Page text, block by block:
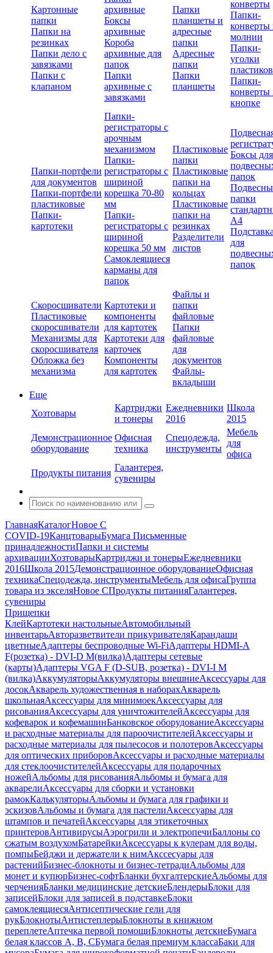
Картонные
папки
Папки на
резинках
Папки дело с
завязками
Папки с
клапаном
архивные
Боксы
архивные
Короба
архивные для
папок
Папки
архивные с
завязками
Папки
планшеты и
адресные
папки
Адресные
папки
Папки
планшеты
конверты
Папки-
конверты
молнии
Папки-
уголки
Папки-
конверты
кнопке
Папки-портфели
для документов
Папки-портфели
пластиковые
Папки-
картотеки
Папки-
регистраторы с
арочным
механизмом
Папки-
регистраторы с
шириной
корешка 70-80
мм
Папки-
регистраторы с
шириной
корешка 50 мм
Самоклеящиеся
карманы для
папок
Пластиковые
папки
Пластиковые
папки на
кольцах
Пластиковые
папки на
резинках
Разделители
листов
Боксы для
папок
папки
А4
для
папок
Скоросшиватели
Пластиковые
скоросшиватели
Механизмы для
скоросшивателя
Обложка без
механизма
Картотеки и
компоненты
для картотек
Картотеки для
карточек
Компоненты
для картотек
Файлы и
папки
файловые
Папки
файловые
для
документов
Файлы-
вкладыши
Еще
Хозтовары
Картриджи
и тонеры
Ежедневники
2016
Школа
2015
Демонстрационное
оборудование
Офисная
техника
Спецодежда,
инструменты
Мебель
для
офиса
Продукты питания
Галантерея,
сувениры
ГлавнаяКаталогНовое С
COVID-19КанцтоварыБумага Письменные
принадлежностиПапки и системы
архивацииХозтоварыКартриджи и тонерыЕжедневники
2016Школа 2015Демонстрационное оборудованиеОфисная
техникаСпецодежда, инструментыМебель для офисаГруппа
товара из экселяНовое СПродукты питанияГалантерея,
сувениры
Прищепки
КлейКартотеки настольныеАвтомобильный
инвентарьАвторазветвители прикуривателяКарандаши
цветныеАдаптеры беспроводные Wi-FiАдаптеры HDMI-A
F(розетка) - DVI-D M(вилка)Адаптеры сетевые
(карты)Адаптеры VGA F (D-SUB, розетка) - DVI-I M
(вилка)АккумуляторыАккумуляторы внешниеАксессуары для
досокАкварель художественная в наборахАкварель
школьнаяАксессуары для минимоекАксессуары для
рисованияАксессуары для уничтожителейАксессуары для
кофеварок и кофемашинБанковское оборудованиеАксессуары
и расходные материалы для пароочистителейАксессуары и
расходные материалы для пылесосов и полотеровАксессуары
для оптических приборовАксессуары и расходные материалы
для стеклоочистителейАксессуары для подарочных
ножейАльбомы для рисованияАльбомы и бумага для
акварелиАксессуары для сборки и установки
рамокКалькуляторыАльбомы и бумага для графики и
эскизовАльбомы и бумага для пастелиАксессуары для
штампов и печатейАксессуары для этикеточных
принтеровАнтивирусыАэрогрили и электропечиБаллоны со
сжатым воздухомБатарейкиАксессуары к кулерам для воды,
помпыБейджи и держатели к нимАкссесуары для
растенийБизнес-блокноты и бизнес-тетрадиАльбомы для
монет и купюрБизнес-софтБланки бухгалтерскиеАльбомы для
черченияБланки медицинские детскиеБлендерыБлоки для
записейБлоки для записей в подставкеБлоки
самоклеящиесяАнтисептические гели для
рукБлокнотыАнтистеплерыБлокноты в книжном
переплетеАптечка первой помощиБлокноты детскиеБумага
белая классов А, В, СБумага белая премиум классаБаки для